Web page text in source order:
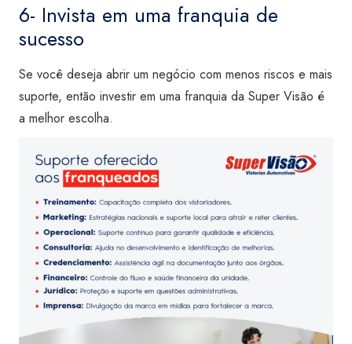
6- Invista em uma franquia de
sucesso
Se você deseja abrir um negócio com menos riscos e mais
suporte, então investir em uma franquia da Super Visão é
a melhor escolha.